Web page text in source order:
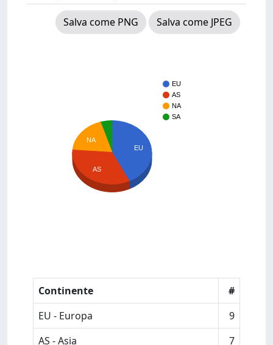
Salva come PNG Salva come JPEG
EU
AS
NA
SA
EU
NA
AS
Continente
#
EU - Europa
9
AS - Asia
7